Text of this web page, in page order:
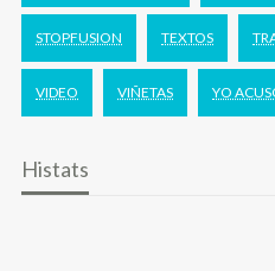
STOPFUSION TEXTOS
VIDEO VIÑETAS YO
Histats